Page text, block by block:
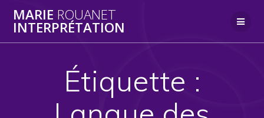
MARIE ROUANET
INTERPRÉTATION
Étiquette :